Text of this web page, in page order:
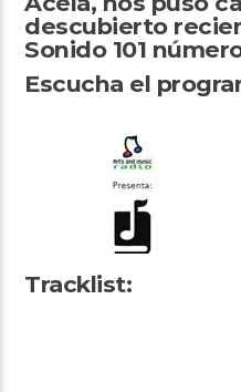
Arts And
descubierto
Sonido 101
Escucha el
Tracklist: